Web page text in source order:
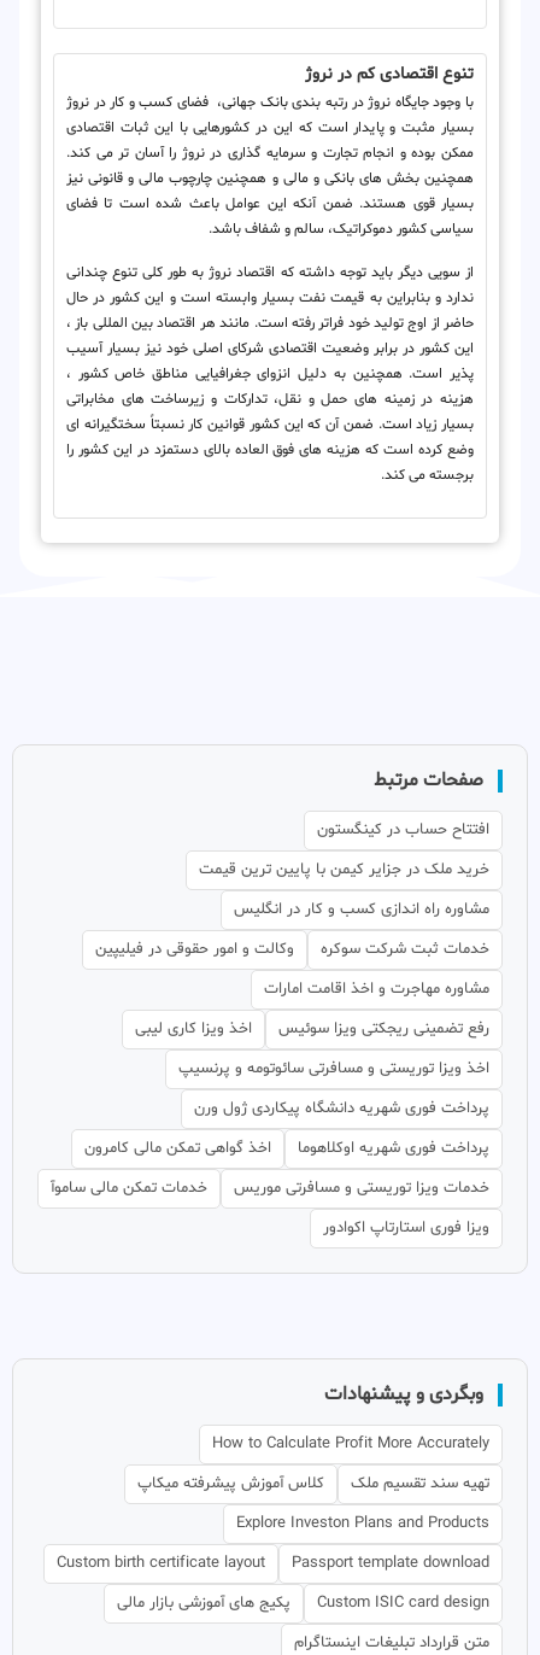
تنوع اقتصادی کم در نروژ
با وجود جایگاه نروژ در رتبه بندی بانک جهانی، فضای کسب و کار در نروژ
بسیار مثبت و پایدار است که این در کشورهایی با این ثبات اقتصادی
ممکن بوده و انجام تجارت و سرمایه گذاری در نروژ را آسان تر می کند.
همچنین بخش های بانکی و مالی و همچنین چارچوب مالی و قانونی نیز
بسیار قوی هستند. ضمن آنکه این عوامل باعث شده است تا فضای
سیاسی کشور دموکراتیک، سالم و شفاف باشد.
از سویی دیگر باید توجه داشته که اقتصاد نروژ به طور کلی تنوع چندانی
ندارد و بنابراین به قیمت نفت بسیار وابسته است و این کشور در حال
حاضر از اوج تولید خود فراتر رفته است. مانند هر اقتصاد بین المللی باز ،
این کشور در برابر وضعیت اقتصادی شرکای اصلی خود نیز بسیار آسیب
پذیر است. همچنین به دلیل انزوای جغرافیایی مناطق خاص کشور ،
هزینه در زمینه های حمل و نقل، تدارکات و زیرساخت های مخابراتی
بسیار زیاد است. ضمن آن که این کشور قوانین کار نسبتاً سختگیرانه ای
وضع کرده است که هزینه های فوق العاده بالای دستمزد در این کشور را
برجسته می کند.
صفحات مرتبط
افتتاح حساب در کینگستون
خرید ملک در جزایر کیمن با پایین ترین قیمت
مشاوره راه اندازی کسب و کار در انگلیس
خدمات ثبت شرکت سوکره
وکالت و امور حقوقی در فیلیپین
مشاوره مهاجرت و اخذ اقامت امارات
رفع تضمینی ریجکتی ویزا سوئیس
اخذ ویزا کاری لیبی
اخذ ویزا توریستی و مسافرتی سائوتومه و پرنسیپ
پرداخت فوری شهریه دانشگاه پیکاردی ژول ورن
پرداخت فوری شهریه اوکلاهوما
اخذ گواهی تمکن مالی کامرون
خدمات ویزا توریستی و مسافرتی موریس
خدمات تمکن مالی ساموآ
ویزا فوری استارتاپ اکوادور
وبگردی و پیشنهادات
How to Calculate Profit More Accurately
تهیه سند تقسیم ملک
کلاس آموزش پیشرفته میکاپ
Explore Investon Plans and Products
Passport template download
Custom birth certificate layout
Custom ISIC card design
پکیج های آموزشی بازار مالی
متن قرارداد تبلیغات اینستاگرام